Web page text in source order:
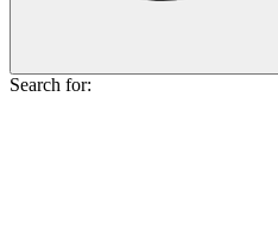
Search for: